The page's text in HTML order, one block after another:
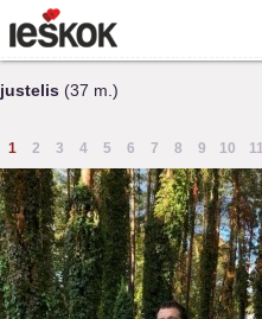
justelis (37 m.)
1 2 3 4 5 6 7 8 9 10 11